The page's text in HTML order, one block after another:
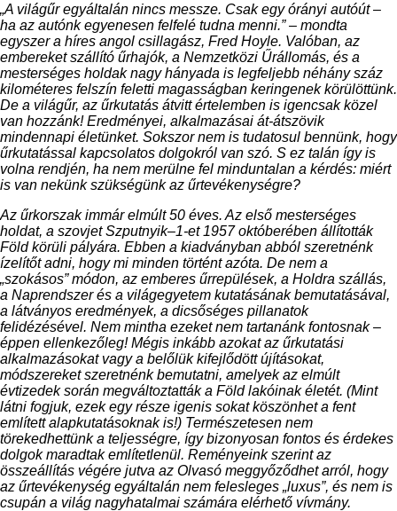
„A világűr egyáltalán nincs messze. Csak egy órányi autóút –
ha az autónk egyenesen felfelé tudna menni.” – mondta
egyszer a híres angol csillagász, Fred Hoyle. Valóban, az
embereket szállító űrhajók, a Nemzetközi Űrállomás, és a
mesterséges holdak nagy hányada is legfeljebb néhány száz
kilométeres felszín feletti magasságban keringenek körülöttünk.
De a világűr, az űrkutatás átvitt értelemben is igencsak közel
van hozzánk! Eredményei, alkalmazásai át-átszövik
mindennapi életünket. Sokszor nem is tudatosul bennünk, hogy
űrkutatással kapcsolatos dolgokról van szó. S ez talán így is
volna rendjén, ha nem merülne fel minduntalan a kérdés: miért
is van nekünk szükségünk az űrtevékenységre?
Az űrkorszak immár elmúlt 50 éves. Az első mesterséges
holdat, a szovjet Szputnyik–1-et 1957 októberében állították
Föld körüli pályára. Ebben a kiadványban abból szeretnénk
ízelítőt adni, hogy mi minden történt azóta. De nem a
„szokásos” módon, az emberes űrrepülések, a Holdra szállás,
a Naprendszer és a világegyetem kutatásának bemutatásával,
a látványos eredmények, a dicsőséges pillanatok
felidézésével. Nem mintha ezeket nem tartanánk fontosnak –
éppen ellenkezőleg! Mégis inkább azokat az űrkutatási
alkalmazásokat vagy a belőlük kifejlődött újításokat,
módszereket szeretnénk bemutatni, amelyek az elmúlt
évtizedek során megváltoztatták a Föld lakóinak életét. (Mint
látni fogjuk, ezek egy része igenis sokat köszönhet a fent
említett alapkutatásoknak is!) Természetesen nem
törekedhettünk a teljességre, így bizonyosan fontos és érdekes
dolgok maradtak említetlenül. Reményeink szerint az
összeállítás végére jutva az Olvasó meggyőződhet arról, hogy
az űrtevékenység egyáltalán nem felesleges „luxus”, és nem is
csupán a világ nagyhatalmai számára elérhető vívmány.